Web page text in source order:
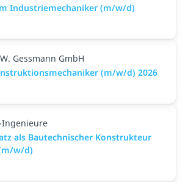
Industriemechaniker (m/w/d)
W. Gessmann GmbH
(m/w/d) 2026
Ingenieure
als Bautechnischer Konstrukteur
w/d)